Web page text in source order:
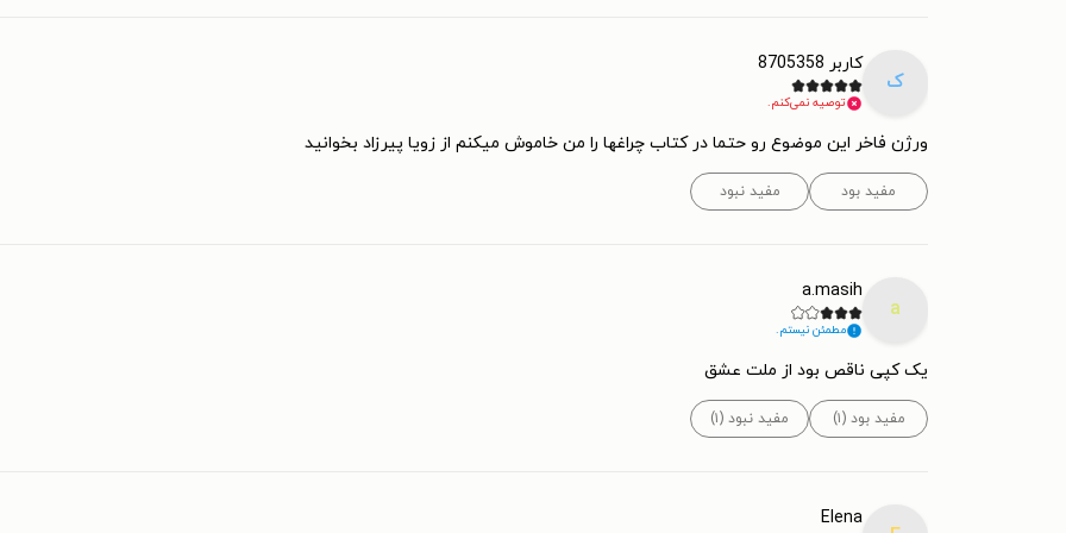
ک
کاربر 8705358
توصیه نمی‌کنم.
ورژن فاخر این موضوع رو حتما در کتاب چراغها را من خاموش میکنم از زویا پیرزاد بخوانید
مفید بود مفید نبود
a
a.masih
مطمئن نیستم.
یک کپی ناقص بود از ملت عشق
مفید بود (۱) مفید نبود (۱)
Elena